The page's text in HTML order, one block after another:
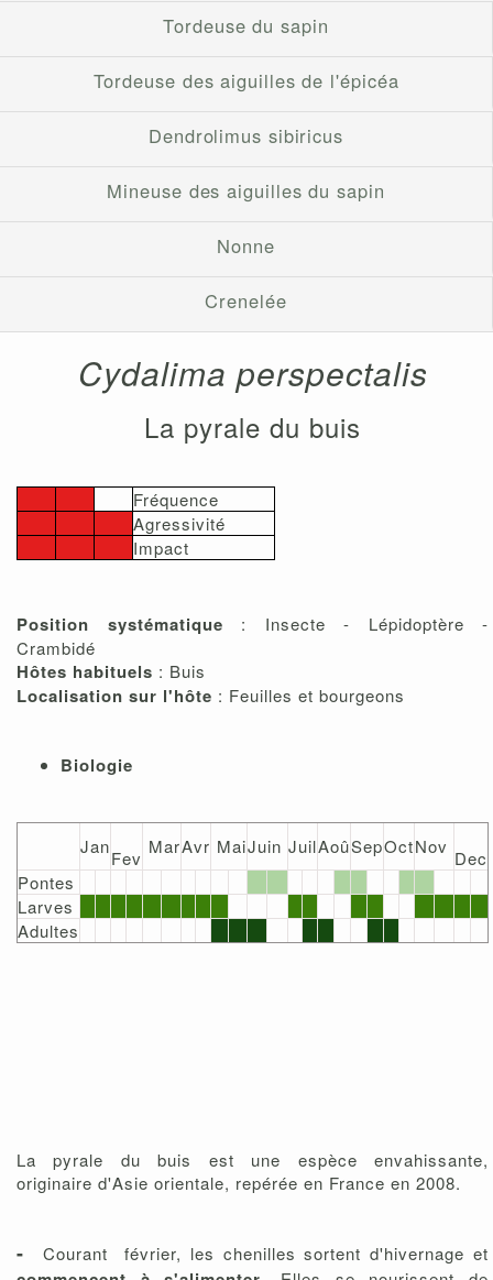
Tordeuse du sapin
Tordeuse des aiguilles de l'épicéa
Dendrolimus sibiricus
Mineuse des aiguilles du sapin
Nonne
Crenelée
Cydalima perspectalis
La pyrale du buis
Fréquence
Agressivité
Impact
Position systématique : Insecte - Lépidoptère -
Crambidé
Hôtes habituels : Buis
Localisation sur l'hôte : Feuilles et bourgeons
Biologie
Jan
Fev
MarAvr MaiJuin JuilAoûSepOctNov
Dec
Pontes
Larves
Adultes
La pyrale du buis est une espèce envahissante,
originaire d'Asie orientale, repérée en France en 2008.
- Courant février, les chenilles sortent d'hivernage et